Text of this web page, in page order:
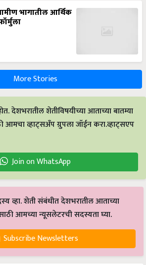
भागातील आर्थिक
More Stories
देशभरातील शेतीविषयीच्या आताच्या बातम्या
आमचा व्हाट्सअँप ग्रुपला जॉईन करा.व्हाट्सएप
Join on WhatsApp
व्हा. शेती संबंधीत देशभरातील आताच्या
आमच्या न्यूसलेटरची सदस्यता घ्या.
Subscribe Newsletters